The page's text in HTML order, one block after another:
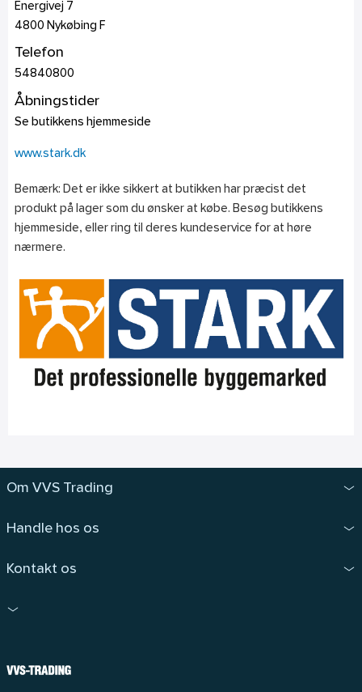
Energivej 7
4800 Nykøbing F
Telefon
54840800
Åbningstider
Se butikkens hjemmeside
www.stark.dk
Bemærk: Det er ikke sikkert at butikken har præcist det
produkt på lager som du ønsker at købe. Besøg butikkens
hjemmeside, eller ring til deres kundeservice for at høre
nærmere.
Om VVS Trading
Handle hos os
Kontakt os